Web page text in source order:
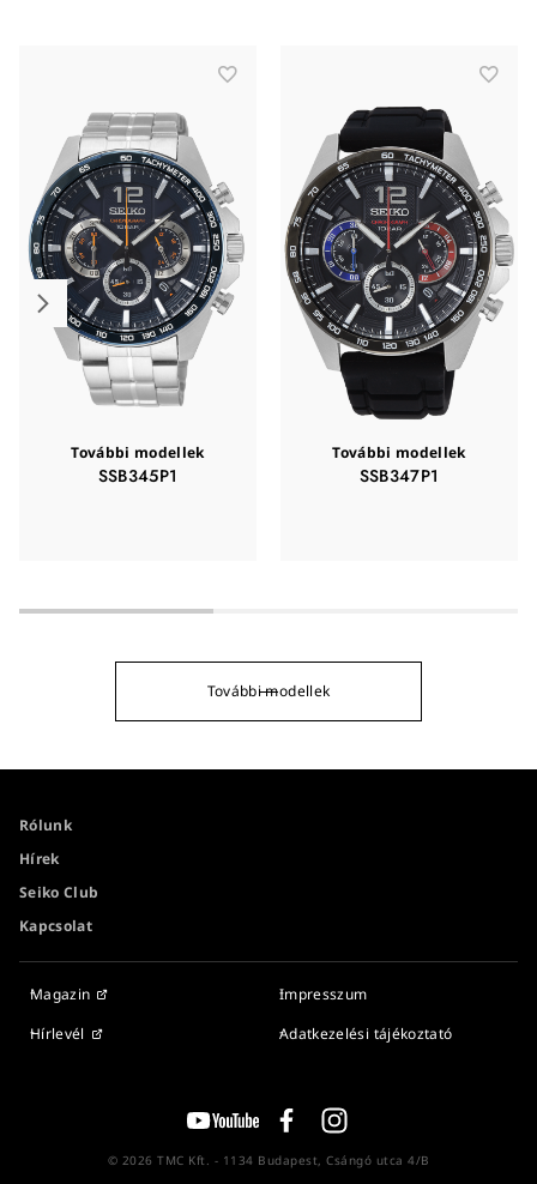
További modellek
SSB345P1
További modellek
SSB347P1
További modellek
Rólunk
Hírek
Seiko Club
Kapcsolat
Magazin
Hírlevél
Impresszum
Adatkezelési tájékoztató
© 2026 TMC Kft. - 1134 Budapest, Csángó utca 4/B